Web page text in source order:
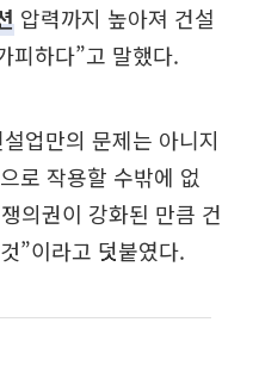
압력까지 높아져 건설
피하다”고 말했다.
업만의 문제는 아니지
로 작용할 수밖에 없
의권이 강화된 만큼 건
”이라고 덧붙였다.